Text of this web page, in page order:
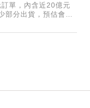
單，內含近20億元
分出貨，預估會在